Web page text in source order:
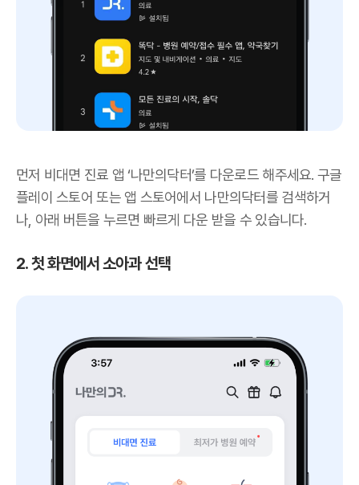
먼저 비대면 진료 앱 ‘나만의닥터’를 다운로드 해주세요. 구글
플레이 스토어 또는 앱 스토어에서 나만의닥터를 검색하거
나, 아래 버튼을 누르면 빠르게 다운 받을 수 있습니다.
2. 첫 화면에서 소아과 선택